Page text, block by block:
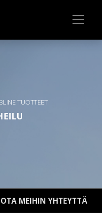
TUOTTEET
OTA MEIHIN YHTEYTTÄ